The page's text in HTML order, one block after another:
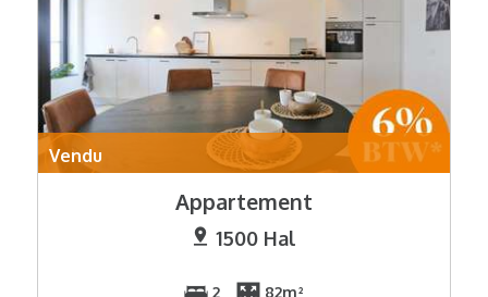
Vendu
Appartement
1500 Hal
2 82m²